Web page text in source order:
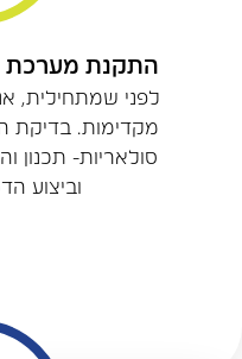
התקנת מערכת
לפני שמתחילית,
מקדימות. בדיקת
סולאריות-
וביצוע